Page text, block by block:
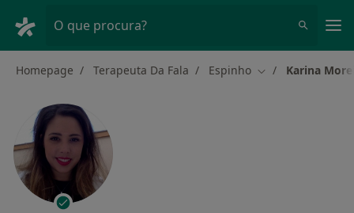
O que procura?
Homepage Terapeuta Da Fala Espinho Mudar de cidade
Karina